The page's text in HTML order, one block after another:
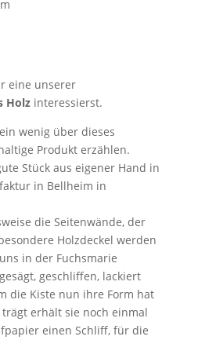
eine unserer
Holzinteressierst.
wenig über dieses
Produkt erzählen.
Stück aus eigener Hand in
in Bellheim in
die Seitenwände, der
Holzdeckel werden
in der Fuchsmarie
geschliffen, lackiert
die Kiste nun ihre Form hat
trägt erhält sie noch einmal
einen Schliff, für die